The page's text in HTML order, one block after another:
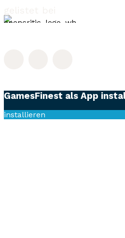
GamesFinest als App
installieren